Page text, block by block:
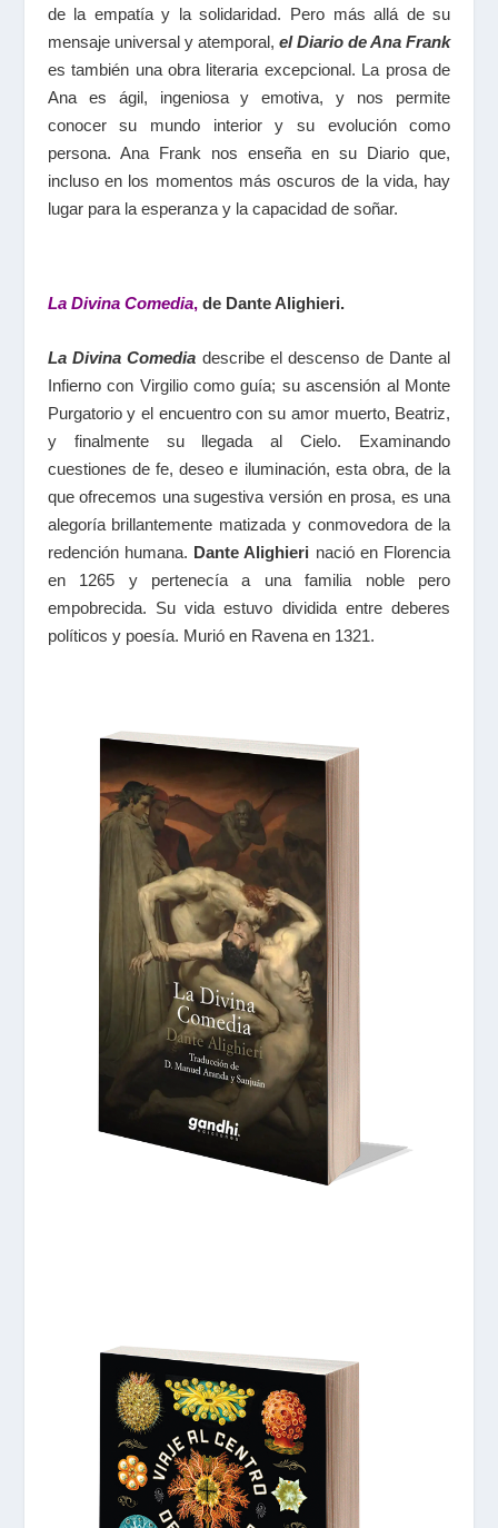
de la empatía y la solidaridad. Pero más allá de su
mensaje universal y atemporal, el Diario de Ana Frank
es también una obra literaria excepcional. La prosa de
Ana es ágil, ingeniosa y emotiva, y nos permite
conocer su mundo interior y su evolución como
persona. Ana Frank nos enseña en su Diario que,
incluso en los momentos más oscuros de la vida, hay
lugar para la esperanza y la capacidad de soñar.
La Divina Comedia, de Dante Alighieri.
La Divina Comedia describe el descenso de Dante al
Infierno con Virgilio como guía; su ascensión al Monte
Purgatorio y el encuentro con su amor muerto, Beatriz,
y finalmente su llegada al Cielo. Examinando
cuestiones de fe, deseo e iluminación, esta obra, de la
que ofrecemos una sugestiva versión en prosa, es una
alegoría brillantemente matizada y conmovedora de la
redención humana. Dante Alighieri nació en Florencia
en 1265 y pertenecía a una familia noble pero
empobrecida. Su vida estuvo dividida entre deberes
políticos y poesía. Murió en Ravena en 1321.